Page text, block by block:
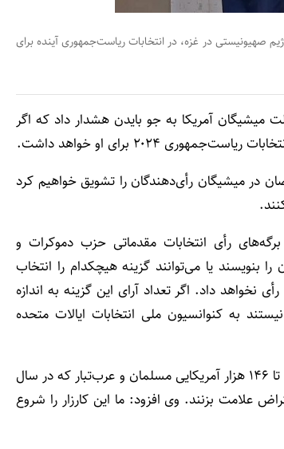
صهیونیستی در غزه، در انتخابات ریاست‌جمهوری آینده برای
میشیگان آمریکا به جو بایدن هشدار داد که اگر
۲۰۲۴ برای او خواهد داشت.
در میشیگان رأی‌دهندگان را تشویق خواهیم کرد
رأی انتخابات مقدماتی حزب دموکرات و
را بنویسند یا می‌توانند گزینه هیچکدام را انتخاب
نخواهد داد. اگر تعداد آرای این گزینه به اندازه
به کنوانسیون ملی انتخابات ایالات متحده
شهردار دیربورن در ادامه این مصاحبه خاطرنشان کرد: این کارزار موجب می‌شود تا ۱۴۶ هزار آمریکایی‌ مسلمان و عرب‌تبار که در سال
علامت بزنند. وی افزود: ما این کارزار را شروع